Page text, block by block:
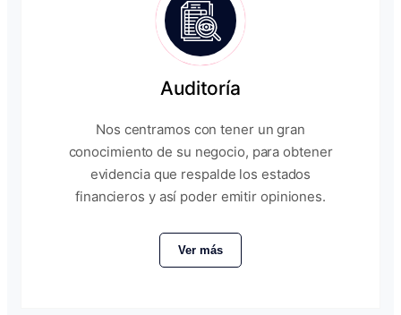
Auditoría
Nos centramos con tener un gran
conocimiento de su negocio, para obtener
evidencia que respalde los estados
financieros y así poder emitir opiniones.
Ver más